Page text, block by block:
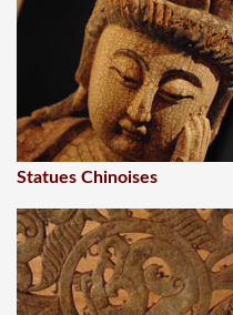
Statues Chinoises